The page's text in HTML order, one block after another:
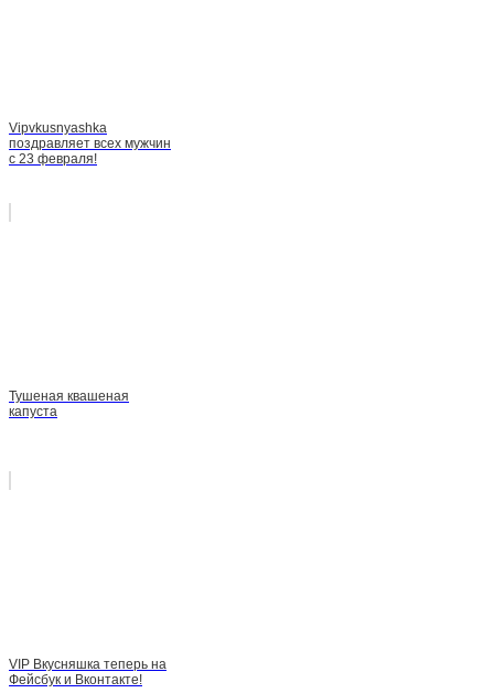
Vipvkusnyashka
поздравляет всех мужчин
с 23 февраля!
Тушеная квашеная
капуста
VIP Вкусняшка теперь на
Фейсбук и Вконтакте!